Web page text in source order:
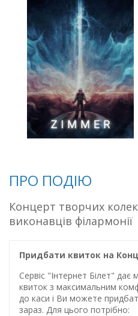
ПРО ПОДІЮ
Концерт творчих
виконавців філармонії
Придбати квиток на
Сервіс "Інтернет Білет"
квиток з максимальним
до каси і Ви можете
зараз. Для цього потрібно: